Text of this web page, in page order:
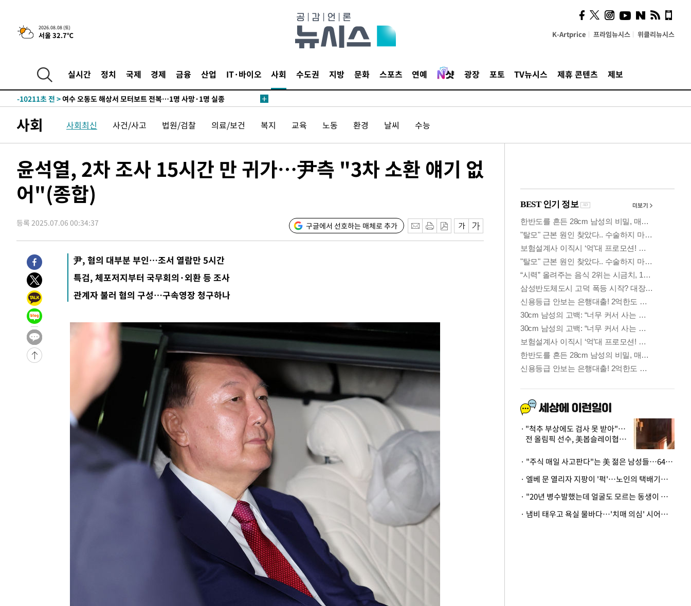
2026.08.08 (토)
서울 32.7℃ K-Artprice 프라임뉴시스 위클리뉴시스
실시간 정치 국제 경제 금융 산업 IT·바이오 사회 수도권 지방 문화 스포츠 연예 광장 포토 TV뉴시스 제휴 콘텐츠 제보
-19484초 전 >강릉에 시간당 81.4㎜ 물폭탄…도로 잠기고 담벼락 붕괴
-15591초 전 >
-10835초 전 >
남자 농구, 나고야 아시안게임서 '홈팀' 일본과 한일전
-10211초 전 >
-6438초 전 > 극한폭염 한풀 꺾이지만…'낮 최고 35도' 무더위, 열대야 계속[다음
-1973초 전 >
[속보]'압수수색·성접대 논란' 축구협회 "실망과 걱정 안겨드려 죄
송"
2시간 전 >'최고 37도' 폭염 지속…강원동해안 최대 150㎜ 비
-27538초 전 >낮 최고 35도 '무더위'…동해안 시간당 30㎜ '강한 비'[내일날씨]
-26808초 전 >[속보]이강인 "감독님이 원하는 마음 느꼈고, 많은 트로피 원해 아
틀레티코 이적"
-26590초 전 >수도권 40도 육박 '펄펄'…동해안 일부 지역엔 호의주의보
-19504초 전 >
-15611초 전 >백운산서 80년근 천종산삼 9뿌리 발견…감정가 1.3억원
-13321초 전 > 선재도서 해루질 나섰다 실종 60대, 닷새 만에 숨진 채 발견
-10855초 전 >
남자 농구, 나고야 아시안게임서 '홈팀' 일본과 한일전
-10231초 전 >
-6458초 전 >
극한폭염 한풀 꺾이지만…'낮 최고 35도' 무더위, 열대야 계속[다음
주 날씨]
-3476초 전 >
-1993초 전 >
[속보]'압수수색·성접대 논란' 축구협회 "실망과 걱정 안겨드려 죄
송"
2시간 전 >
'최고 37도' 폭염 지속…강원동해안 최대 150㎜ 비
4시간 전 >
[속보]뉴욕증시 상승 마감…S&P 0.6% 나스닥 1.3%↑
사회 사회최신 사건/사고 법원/검찰 의료/보건 복지 교육 노동 환경 날씨 수능
윤석열, 2차 조사 15시간 만 귀가…尹측 "3차 소환 얘기 없
어"(종합)
등록 2025.07.06 00:34:37 구글에서 선호하는 매체로 추가
尹, 혐의 대부분 부인…조서 열람만 5시간
특검, 체포저지부터 국무회의·외환 등 조사
관계자 불러 혐의 구성…구속영장 청구하나
사이 해답 찾았죠"…알을
깨고 나온 '초자아'
"척추 부상에도 검사 못 받아"…
전 올림픽 선수, 美봅슬레이협회
· "주식 매일 사고판다"는 美 젊은 남성들…64%가 "나는 인생의 패배자“
· 엘베 문 열리자 지팡이 '퍽'…노인의 택배기사 폭행 이유
· "20년 병수발했는데 얼굴도 모르는 동생이 유산 절반을"…배다른 형제 상속권 있을까
· 냄비 태우고 욕실 물바다…'치매 의심' 시어머니 검사 권유했다가 '날벼락'